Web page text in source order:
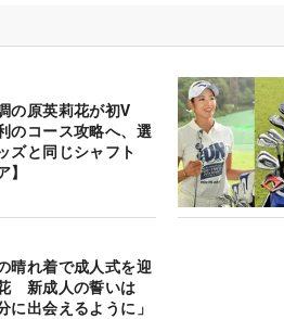
の原英莉花が初V
のコース攻略へ、選
ズと同じシャフト
】
晴れ着で成人式を迎
新成人の誓いは
に出会えるように」